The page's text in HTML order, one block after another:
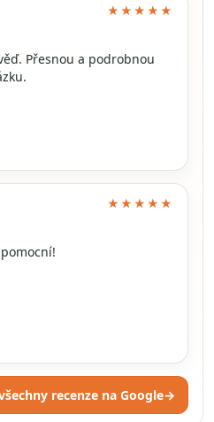
★★★★★
Přesnou a podrobnou
★★★★★
recenze na Google→